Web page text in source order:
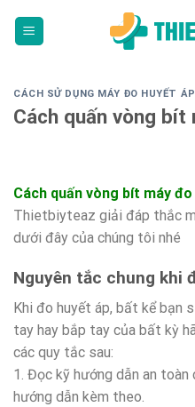
CÁCH SỬ DỤNG MÁY ĐO HUYẾT ÁP
Cách quấn vòng bít
Cách quấn vòng bít máy
Thietbiyteaz giải đáp thắc
dưới đây của chúng tôi nhé
Nguyên tắc chung khi
Khi đo huyết áp, bất kể bạn
tay hay bắp tay của bất kỳ
các quy tắc sau:
1. Đọc kỹ hướng dẫn an
hướng dẫn kèm theo.